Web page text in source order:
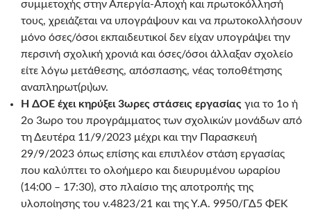
συμμετοχής στην Απεργία-Αποχή και πρωτοκόλλησή
τους, χρειάζεται να υπογράψουν και να πρωτοκολλήσουν
μόνο όσες/όσοι εκπαιδευτικοί δεν είχαν υπογράψει την
περσινή σχολική χρονιά και όσες/όσοι άλλαξαν σχολείο
είτε λόγω μετάθεσης, απόσπασης, νέας τοποθέτησης
αναπληρωτ(ρι)ων.
Η ΔΟΕ έχει κηρύξει 3ωρες στάσεις εργασίας για το 1ο ή
2ο 3ωρο του προγράμματος των σχολικών μονάδων από
τη Δευτέρα 11/9/2023 μέχρι και την Παρασκευή
29/9/2023 όπως επίσης και επιπλέον στάση εργασίας
που καλύπτει το ολοήμερο και διευρυμένου ωραρίου
(14:00 – 17:30), στο πλαίσιο της αποτροπής της
υλοποίησης του ν.4823/21 και της Υ.Α. 9950/ΓΔ5 ΦΕΚ